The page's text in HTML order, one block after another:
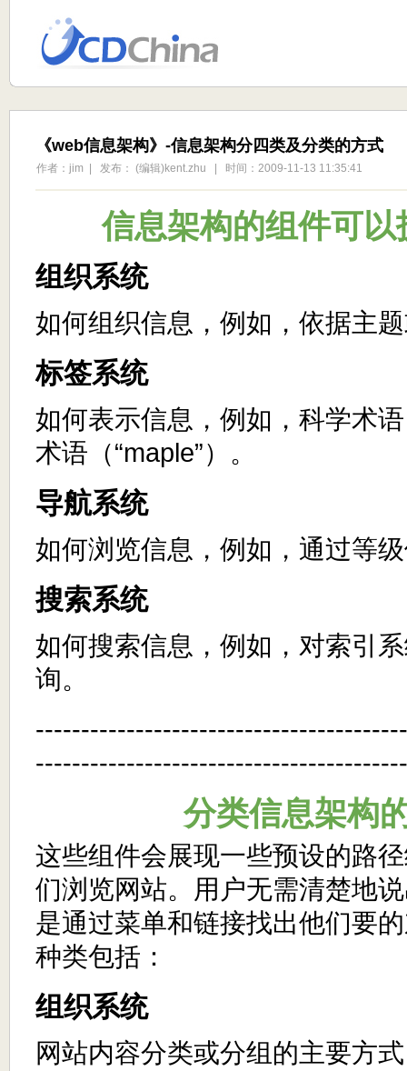
《web信息架构》-信息架构分四类及分类的方式
作者：jim | 发布： (编辑)kent.zhu | 时间：2009-11-13 11:35:41
信息架构的组件可以
组织系统
如何组织信息，例如，依据主
标签系统
如何表示信息，例如，科学术
术语（“maple”）。
导航系统
如何浏览信息，例如，通过等
搜索系统
如何搜索信息，例如，对索引
询。
分类信息架构
这些组件会展现一些预设的路
们浏览网站。用户无需清楚地
是通过菜单和链接找出他们要
种类包括：
组织系统
网站内容分类或分组的主要方